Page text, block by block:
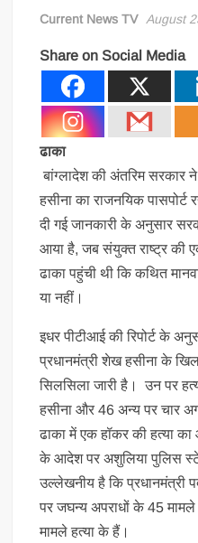
Current News TV August
Share on Social Media
ढाका
बांग्लादेश की अंतरिम सरकार
हसीना का राजनयिक
दी गई जानकारी के अनुसार
आया है, जब संयुक्त राष्ट्र
ढाका पहुंची थी कि कथित
या नहीं।
इधर पीटीआई की रिपोर्ट के
प्रधानमंत्री शेख हसीना के
सिलसिला जारी है। उन पर
हसीना और 46 अन्य पर चार
ढाका में एक हॉकर की हत्या का
के आदेश पर अशुलिया पुलिस
उल्लेखनीय है कि प्रधानमंत्री
पर जघन्य अपराधों के 45
मामले हत्या के हैं।